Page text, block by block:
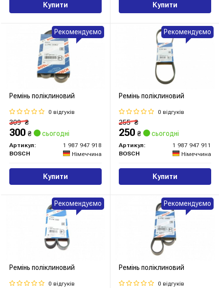
Купити Купити
Ремінь поліклиновий
0 відгуків
309₴
300 ₴ сьогодні
Артикул:
1 987 947 918
BOSCH
Німеччина
Купити
Рекомендуємо
Ремінь поліклиновий
0 відгуків
255₴
250 ₴ сьогодні
Артикул:
1 987 947 911
BOSCH
Німеччина
Купити
Рекомендуємо
Ремінь поліклиновий
0 відгуків
Рекомендуємо
Ремінь поліклиновий
0 відгуків
Рекомендуємо